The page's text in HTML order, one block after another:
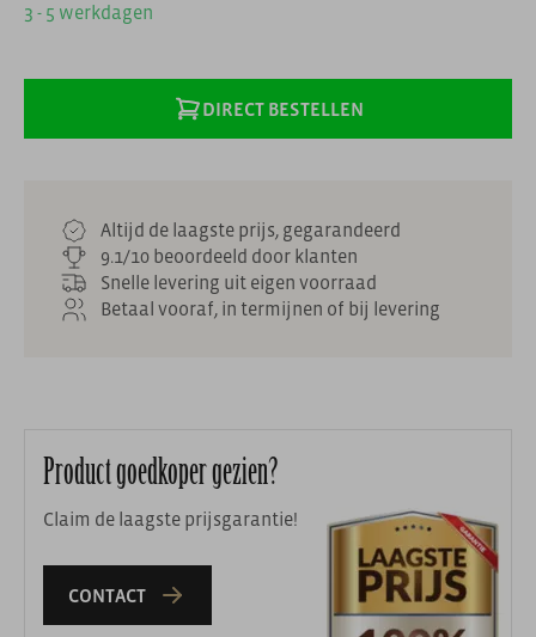
3 - 5 werkdagen
DIRECT BESTELLEN
Altijd de laagste prijs, gegarandeerd
9.1/10 beoordeeld door klanten
Snelle levering uit eigen voorraad
Betaal vooraf, in termijnen of bij levering
Product goedkoper gezien?
Claim de laagste prijsgarantie!
CONTACT